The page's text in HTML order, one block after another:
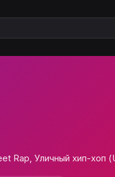
Rap, Уличный хип-хоп